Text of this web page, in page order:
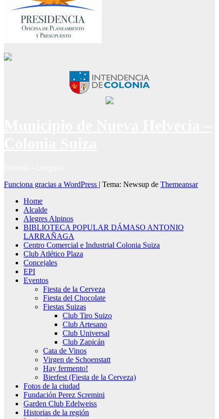
Funciona gracias a WordPress | Tema: Newsup de Themeansar
Home
Alcalde
Alegres Alpinos
BIBLIOTECA POPULAR DÁMASO ANTONIO
LARRAÑAGA
Centro Comercial e Industrial Colonia Suiza
Club Atlético Plaza
Concejales
EPI
Eventos
Fiesta de la Cerveza
Fiesta del Chocolate
Fiestas Suizas
Club Tiro Suizo
Club Artesano
Club Universal
Club Zapicán
Cata de Vinos
Virgen de Schoenstatt
Hay fermento!
Bierfest (Fiesta de la Cerveza)
Fotos de la ciudad
Fundación Perez Scremini
Garden Club Edelweiss
Historias de la región